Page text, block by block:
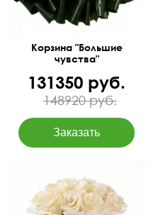
Корзина "Большие
чувства"
131350 руб.
148920 руб.